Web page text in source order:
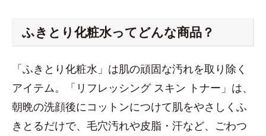
ふきとり化粧水ってどんな商品？
「ふきとり化粧水」は肌の頑固な汚れを取り除く
アイテム。「リフレッシング スキン トナー」は、
朝晩の洗顔後にコットンにつけて肌をやさしくふ
きとるだけで、毛穴汚れや皮脂・汗など、ごわつ